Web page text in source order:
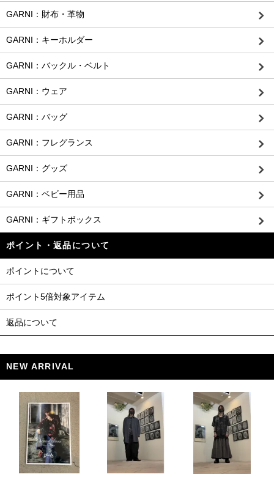
GARNI：財布・革物
GARNI：キーホルダー
GARNI：バックル・ベルト
GARNI：ウェア
GARNI：バッグ
GARNI：フレグランス
GARNI：グッズ
GARNI：ベビー用品
GARNI：ギフトボックス
ポイント・返品について
ポイントについて
ポイント5倍対象アイテム
返品について
NEW ARRIVAL